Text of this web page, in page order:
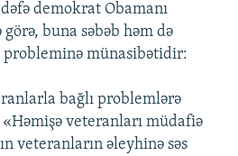
demokrat Obamanı
buna səbəb həm də
münasibətidir:
bağlı problemlərə
veteranları müdafiə
veteranların əleyhinə səs